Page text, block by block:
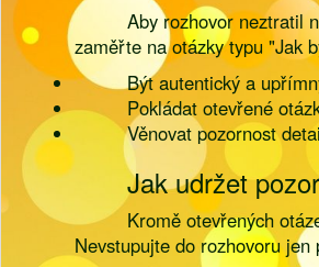
Aby rozhovor neztratil
zaměřte na otázky typu "Jak
Být autentický a
Pokládat otevřené
Věnovat pozornost
Jak udržet
Kromě otevřených
Nevstupujte do rozhovoru